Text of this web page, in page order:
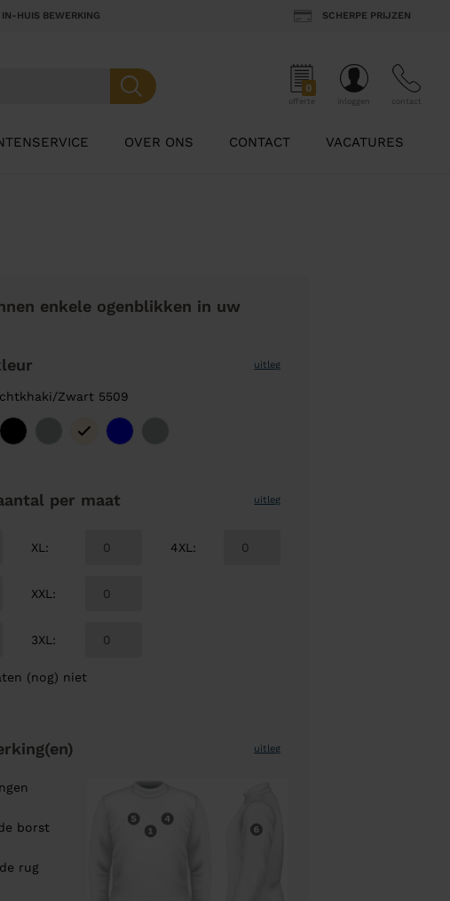
IN-HUIS BEWERKING SCHERPE PRIJZEN
0
offerte inloggen contact
OVER ONS CONTACT VACATURES
enkele ogenblikken in uw
uitleg
Zwart 5509
per maat uitleg
XL :
XXL :
3XL :
4XL :
(nog) niet
uitleg
borst
rug